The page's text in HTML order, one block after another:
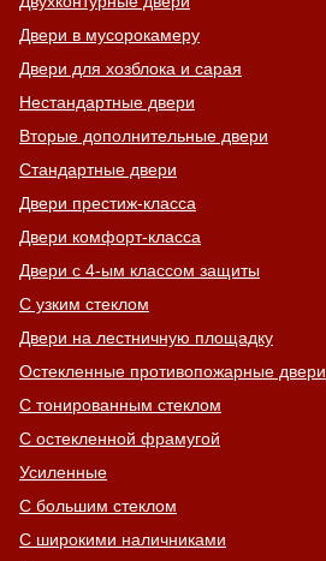
Двери в мусорокамеру
Двери для хозблока и сарая
Нестандартные двери
Вторые дополнительные двери
Стандартные двери
Двери престиж-класса
Двери комфорт-класса
Двери с 4-ым классом защиты
С узким стеклом
Двери на лестничную площадку
Остекленные противопожарные двери
С тонированным стеклом
С остекленной фрамугой
Усиленные
С большим стеклом
С широкими наличниками